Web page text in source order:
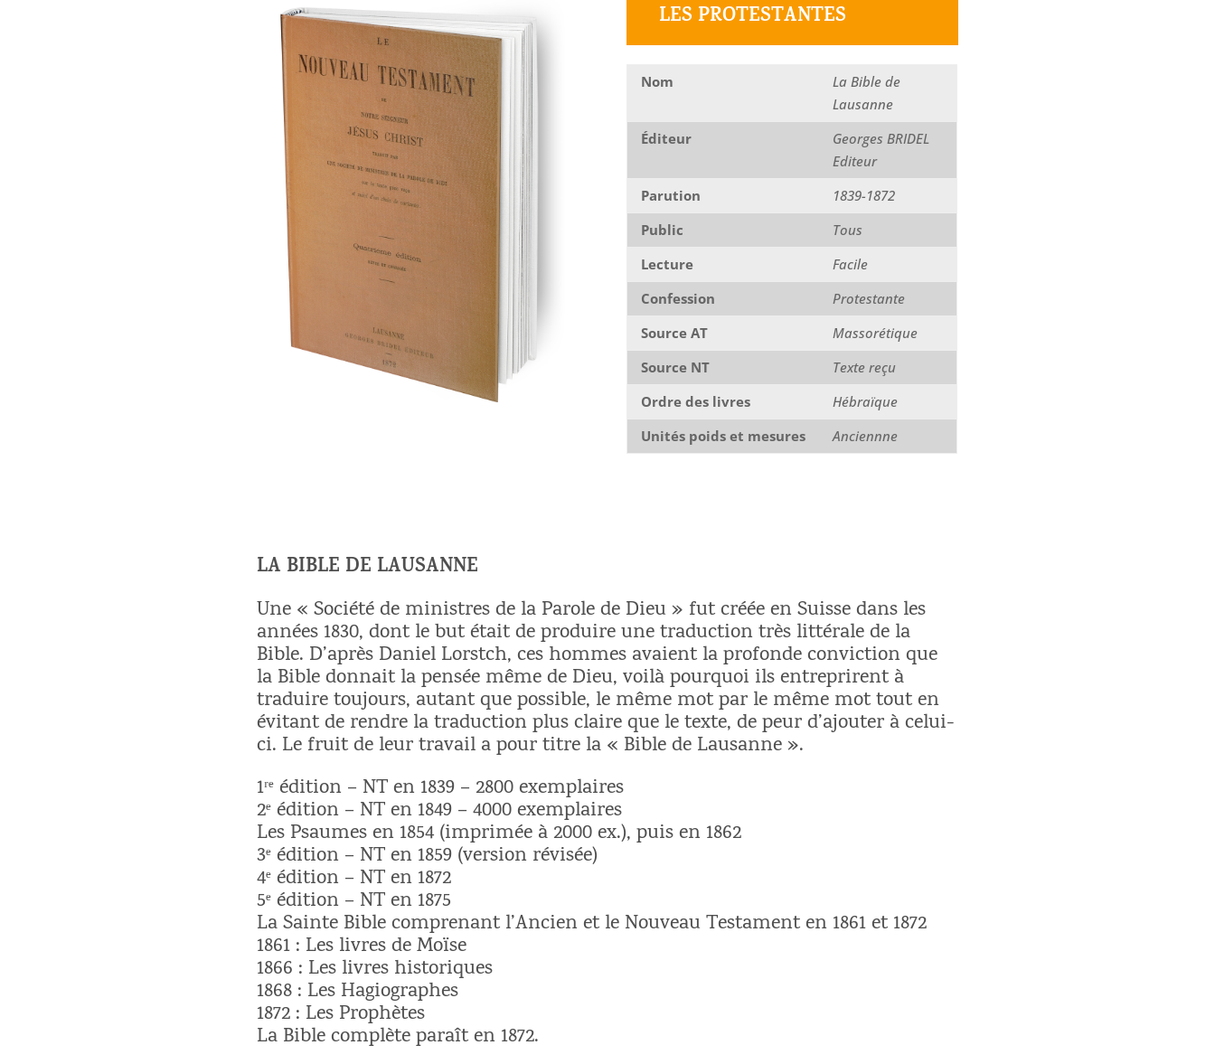
LES PROTESTANTES
Nom
La Bible de
Lausanne
Éditeur
Georges BRIDEL
Editeur
Parution
1839-1872
Public
Tous
Lecture
Facile
Confession
Protestante
Source AT
Massorétique
Source NT
Texte reçu
Ordre des livres
Hébraïque
Unités poids et mesures
Anciennne
LA BIBLE DE LAUSANNE
Une « Société de ministres de la Parole de Dieu » fut créée en Suisse dans les
années 1830, dont le but était de produire une traduction très littérale de la
Bible. D’après Daniel Lorstch, ces hommes avaient la profonde conviction que
la Bible donnait la pensée même de Dieu, voilà pourquoi ils entreprirent à
traduire toujours, autant que possible, le même mot par le même mot tout en
évitant de rendre la traduction plus claire que le texte, de peur d’ajouter à celui-
ci. Le fruit de leur travail a pour titre la « Bible de Lausanne ».
1ʳᵉ édition – NT en 1839 – 2800 exemplaires
2ᵉ édition – NT en 1849 – 4000 exemplaires
Les Psaumes en 1854 (imprimée à 2000 ex.), puis en 1862
3ᵉ édition – NT en 1859 (version révisée)
4ᵉ édition – NT en 1872
5ᵉ édition – NT en 1875
La Sainte Bible comprenant l’Ancien et le Nouveau Testament en 1861 et 1872
1861 : Les livres de Moïse
1866 : Les livres historiques
1868 : Les Hagiographes
1872 : Les Prophètes
La Bible complète paraît en 1872.